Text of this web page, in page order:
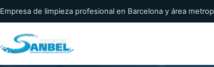
Empresa de limpieza profesional en Barcelona y área